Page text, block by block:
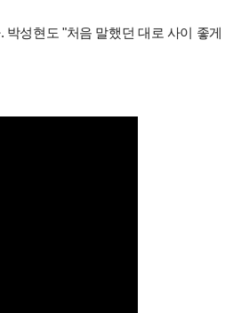
성현도 "처음 말했던 대로 사이 좋게